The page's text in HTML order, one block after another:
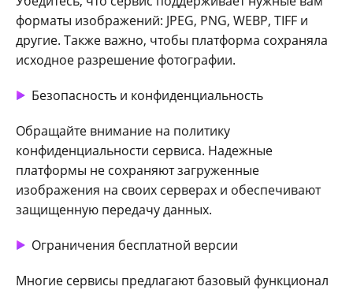
форматы изображений: JPEG, PNG, WEBP, TIFF и
другие. Также важно, чтобы платформа сохраняла
исходное разрешение фотографии.
Безопасность и конфиденциальность
Обращайте внимание на политику
конфиденциальности сервиса. Надежные
платформы не сохраняют загруженные
изображения на своих серверах и обеспечивают
защищенную передачу данных.
Ограничения бесплатной версии
Многие сервисы предлагают базовый функционал